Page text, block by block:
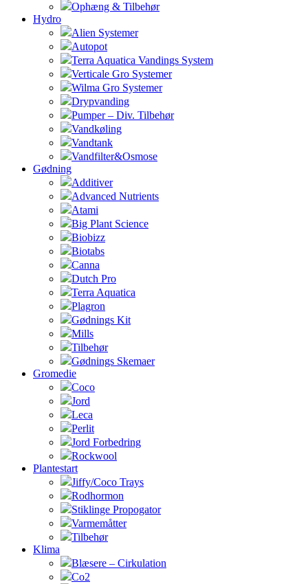
Ophæng & Tilbehør
Hydro
Alien Systemer
Autopot
Terra Aquatica Vandings System
Verticale Gro Systemer
Wilma Gro Systemer
Drypvanding
Pumper – Div. Tilbehør
Vandkøling
Vandtank
Vandfilter&Osmose
Gødning
Additiver
Advanced Nutrients
Atami
Big Plant Science
Biobizz
Biotabs
Canna
Dutch Pro
Terra Aquatica
Plagron
Gødnings Kit
Mills
Tilbehør
Gødnings Skemaer
Gromedie
Coco
Jord
Leca
Perlit
Jord Forbedring
Rockwool
Plantestart
Jiffy/Coco Trays
Rodhormon
Stiklinge Propogator
Varmemåtter
Tilbehør
Klima
Blæsere – Cirkulation
Co2